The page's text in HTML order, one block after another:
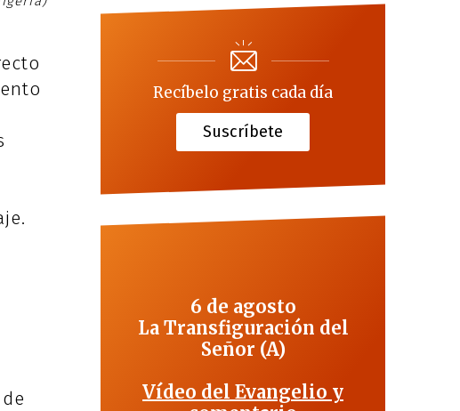
Recíbelo gratis cada día
Suscríbete
6 de agosto
La Transfiguración del
Señor (A)
Vídeo del Evangelio y